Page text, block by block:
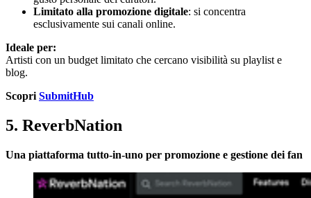
Limitato alla promozione digitale: si concentra
esclusivamente sui canali online.
Ideale per:
Artisti con un budget limitato che cercano visibilità su playlist e
blog.
Scopri SubmitHub
5. ReverbNation
Una piattaforma tutto-in-uno per promozione e gestione dei fan